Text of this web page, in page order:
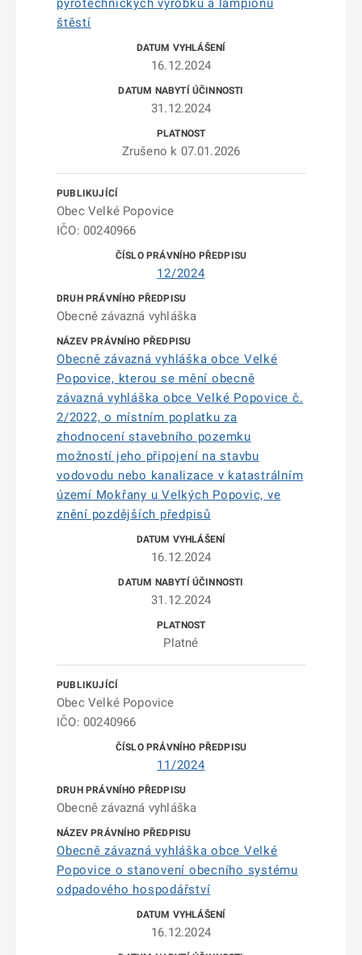
pyrotechnických výrobků a lampiónů
štěstí
16.12.2024
31.12.2024
Zrušeno k 07.01.2026
Obec Velké Popovice
IČO: 00240966
12/2024
Obecně závazná vyhláška
Obecně závazná vyhláška obce Velké
Popovice, kterou se mění obecně
závazná vyhláška obce Velké Popovice č.
2/2022, o místním poplatku za
zhodnocení stavebního pozemku
možností jeho připojení na stavbu
vodovodu nebo kanalizace v katastrálním
území Mokřany u Velkých Popovic, ve
znění pozdějších předpisů
16.12.2024
31.12.2024
Platné
Obec Velké Popovice
IČO: 00240966
11/2024
Obecně závazná vyhláška
Obecně závazná vyhláška obce Velké
Popovice o stanovení obecního systému
odpadového hospodářství
16.12.2024